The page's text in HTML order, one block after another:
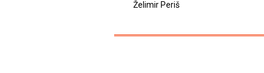
Želimir Periš